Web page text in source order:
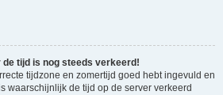
de tijd is nog steeds verkeerd!
tijdzone en zomertijd goed hebt ingevuld en
waarschijnlijk de tijd op de server verkeerd